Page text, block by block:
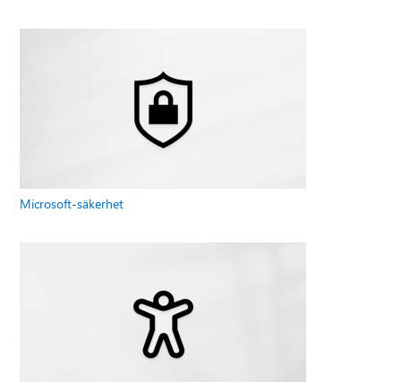
Microsoft-säkerhet